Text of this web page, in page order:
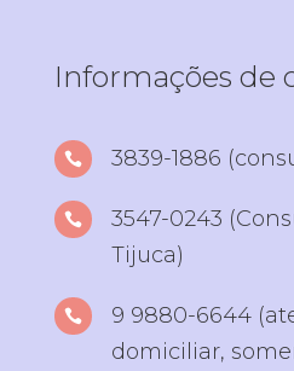
Informações de
 3839-1886

3547-0243
Tijuca)

9 9880-6644
domiciliar,